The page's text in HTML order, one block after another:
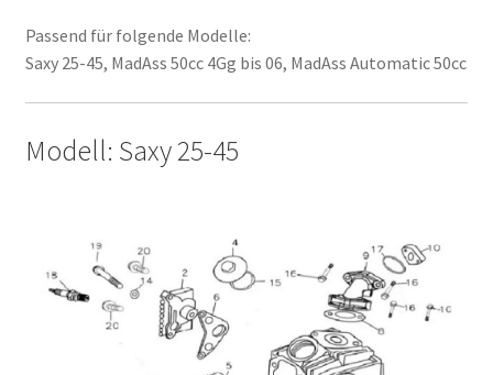
Passend für folgende Modelle:
Saxy 25-45, MadAss 50cc 4Gg bis 06, MadAss Automatic 50cc
Modell: Saxy 25-45